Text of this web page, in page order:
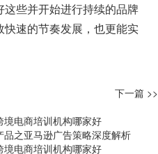
些并开始进行持续的品牌
速的节奏发展，也更能实
下一篇 >>
境电商培训机构哪家好
之亚马逊广告策略深度解析
境电商培训机构哪家好